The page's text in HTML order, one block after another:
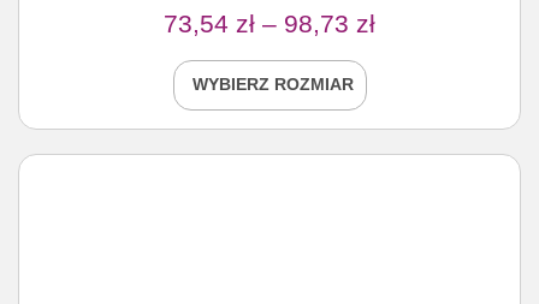
73,54 zł – 98,73 zł
WYBIERZ ROZMIAR